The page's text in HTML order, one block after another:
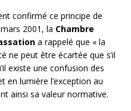
confirmé ce principe de
2001, la Chambre
a rappelé que « la
ne peut être écartée que s’il
existe une confusion des
en lumière l’exception au
ainsi sa valeur normative.